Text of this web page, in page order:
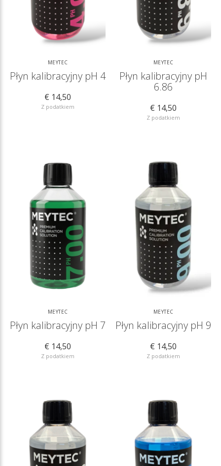
MEYTEC
Płyn kalibracyjny pH 4
€ 14,50
Z podatkiem
MEYTEC
Płyn kalibracyjny pH
6.86
€ 14,50
Z podatkiem
MEYTEC
Płyn kalibracyjny pH 7
€ 14,50
Z podatkiem
MEYTEC
Płyn kalibracyjny pH 9
€ 14,50
Z podatkiem